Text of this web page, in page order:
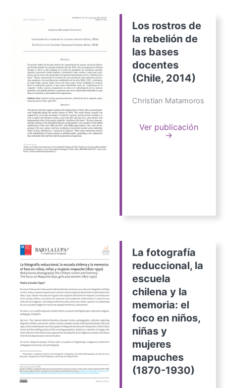
Los rostros de
la rebelión de
las bases
docentes
(Chile, 2014)
Christian Matamoros
Ver publicación
→
La fotografía
reduccional, la
escuela
chilena y la
memoria: el
foco en niños,
niñas y
mujeres
mapuches
(1870-1930)